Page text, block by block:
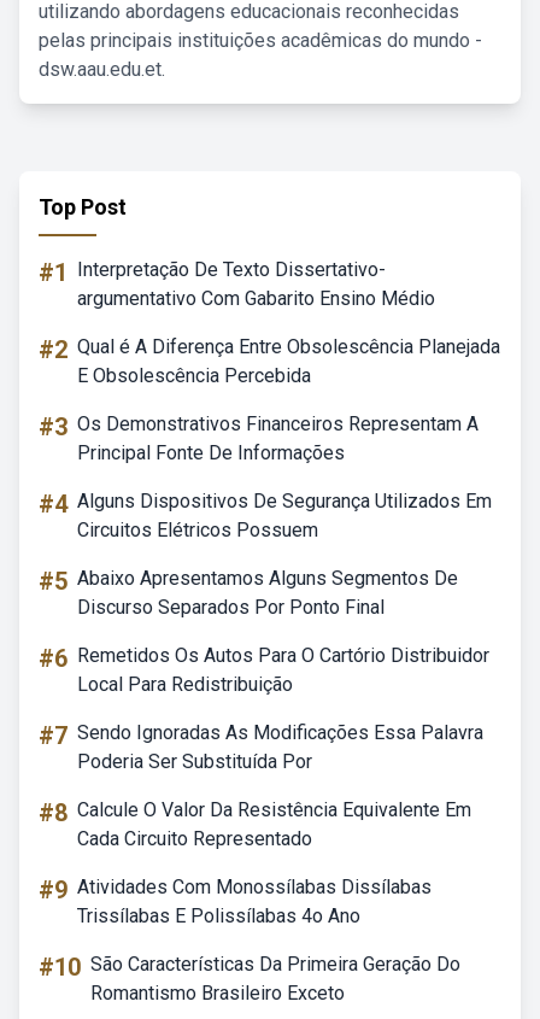
utilizando abordagens educacionais reconhecidas
pelas principais instituições acadêmicas do mundo -
dsw.aau.edu.et.
Top Post
#1
Interpretação De Texto Dissertativo-
argumentativo Com Gabarito Ensino Médio
#2 Qual é A Diferença Entre Obsolescência Planejada
E Obsolescência Percebida
#3 Os Demonstrativos Financeiros Representam A
Principal Fonte De Informações
#4 Alguns Dispositivos De Segurança Utilizados Em
Circuitos Elétricos Possuem
#5 Abaixo Apresentamos Alguns Segmentos De
Discurso Separados Por Ponto Final
#6 Remetidos Os Autos Para O Cartório Distribuidor
Local Para Redistribuição
#7 Sendo Ignoradas As Modificações Essa Palavra
Poderia Ser Substituída Por
#8 Calcule O Valor Da Resistência Equivalente Em
Cada Circuito Representado
#9 Atividades Com Monossílabas Dissílabas
Trissílabas E Polissílabas 4o Ano
#10 São Características Da Primeira Geração Do
Romantismo Brasileiro Exceto